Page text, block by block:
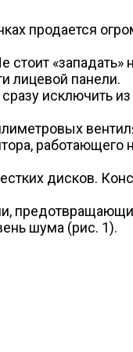
продается
«западать»
лицевой панели.
исключить
работающего
дисков.
шума (рис. 1).